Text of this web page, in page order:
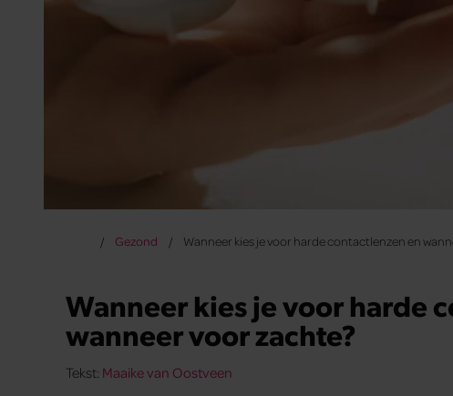
Gezond Wanneer kies je voor harde contactlenzen en
Wanneer kies je voor harde
wanneer voor zachte?
Tekst: Maaike van Oostveen